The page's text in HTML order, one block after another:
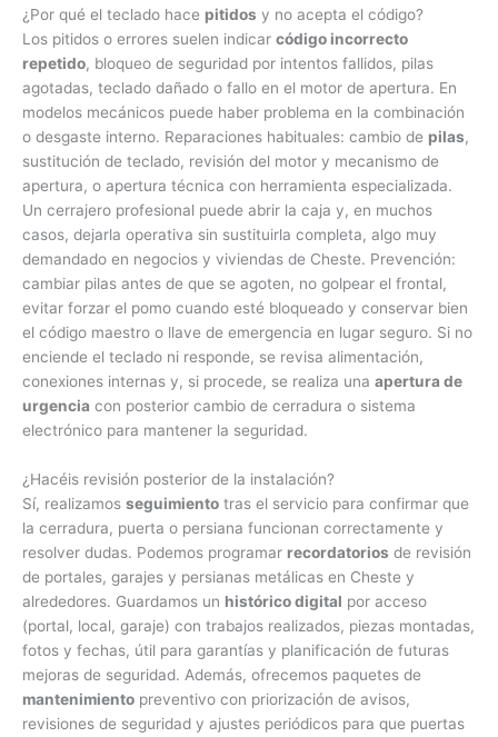
¿Por qué el teclado hace pitidos y no acepta el código?
Los pitidos o errores suelen indicar código incorrecto
repetido, bloqueo de seguridad por intentos fallidos, pilas
agotadas, teclado dañado o fallo en el motor de apertura. En
modelos mecánicos puede haber problema en la combinación
o desgaste interno. Reparaciones habituales: cambio de pilas,
sustitución de teclado, revisión del motor y mecanismo de
apertura, o apertura técnica con herramienta especializada.
Un cerrajero profesional puede abrir la caja y, en muchos
casos, dejarla operativa sin sustituirla completa, algo muy
demandado en negocios y viviendas de Cheste. Prevención:
cambiar pilas antes de que se agoten, no golpear el frontal,
evitar forzar el pomo cuando esté bloqueado y conservar bien
el código maestro o llave de emergencia en lugar seguro. Si no
enciende el teclado ni responde, se revisa alimentación,
conexiones internas y, si procede, se realiza una apertura de
urgencia con posterior cambio de cerradura o sistema
electrónico para mantener la seguridad.
¿Hacéis revisión posterior de la instalación?
Sí, realizamos seguimiento tras el servicio para confirmar que
la cerradura, puerta o persiana funcionan correctamente y
resolver dudas. Podemos programar recordatorios de revisión
de portales, garajes y persianas metálicas en Cheste y
alrededores. Guardamos un histórico digital por acceso
(portal, local, garaje) con trabajos realizados, piezas montadas,
fotos y fechas, útil para garantías y planificación de futuras
mejoras de seguridad. Además, ofrecemos paquetes de
mantenimiento preventivo con priorización de avisos,
revisiones de seguridad y ajustes periódicos para que puertas